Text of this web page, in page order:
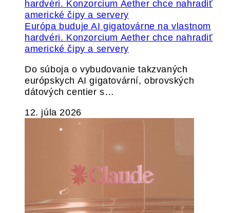
Európa buduje AI gigatovárne na vlastnom
hardvéri. Konzorcium Aether chce nahradiť
americké čipy a servery
Do súboja o vybudovanie takzvaných
európskych AI gigatovární, obrovských
dátových centier s…
12. júla 2026